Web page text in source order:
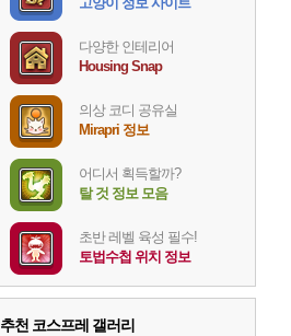
다양한 인테리어
Housing Snap
의상 코디 공유실
Mirapri 정보
어디서 획득할까?
탈 것 정보 모음
초반 레벨 육성 필수!
토법수첩 위치 정보
추천 코스프레 갤러리